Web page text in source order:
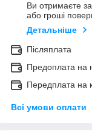
Ви отримаєте
або гроші
Детальніше
Післяплата
Предоплата на
Передплата на
Всі умови оплати